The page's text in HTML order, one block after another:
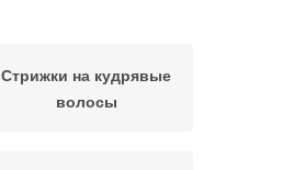
Стрижки на кудрявые
волосы